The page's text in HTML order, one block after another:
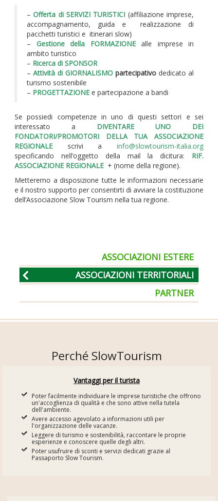
–Offerta di SERVIZI TURISTICI (affiliazione imprese,
accompagnamento, guida e realizzazione di
pacchetti turistici e itinerari slow)
– Gestione della FORMAZIONEalle imprese in
ambito turistico
– Ricerca di SPONSOR
– Attività di GIORNALISMO partecipativo dedicato al
turismo sostenibile
– PROGETTAZIONE e partecipazione a bandi
Se possiedi competenze in uno di questi settori e sei
interessato a DIVENTARE UNO DEI
FONDATORI/PROMOTORI DELLA TUA ASSOCIAZIONE
REGIONALE scrivi a info@slowtourism-italia.org
specificando nell’oggetto della mail la dicitura: RIF.
ASSOCIAZIONE REGIONALE + (nome della regione).
Metteremo a disposizione tutte le informazioni necessarie
e il nostro supporto per consentirti di avviare la costituzione
dell’Associazione Slow Tourism nella tua regione.
ASSOCIAZIONI ESTERE
ASSOCIAZIONI TERRITORIALI
PARTNER
Perché SlowTourism
Vantaggi per il turista
Poter facilmente individuare le imprese turistiche che offrono
un'accoglienza di qualità e che sono attive nella tutela
dell'ambiente.
Avere accesso agevolato a informazioni utili per
l'organizzazione delle vacanze.
Leggere di turismo e sostenibilità, raccontare le proprie
esperienze e conoscere quelle degli altri.
Poter usufruire di sconti e servizi dedicati grazie al
Passaporto Slow Tourism.